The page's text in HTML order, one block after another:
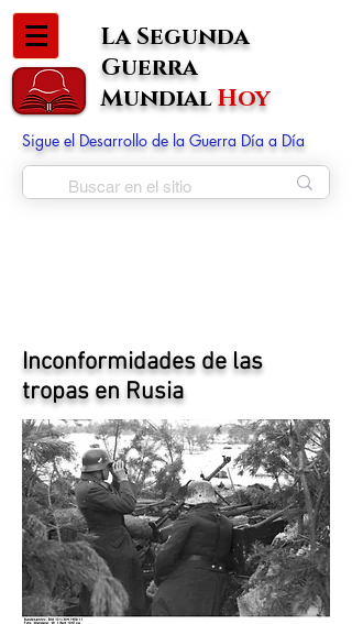
La Segunda
Guerra
MundialHoy
Sigue el Desarrollo de la Guerra Día a Día
Inconformidades de las
tropas en Rusia